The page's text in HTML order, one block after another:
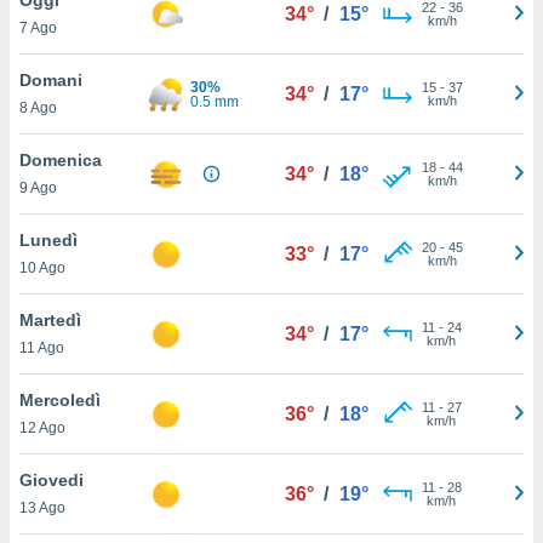
è
al sito
di
ci
di
il
un
la
nella
7 Ago
34° / 15° 22- 36
km/h
Domani
8 Ago
30%
0.5 mm
34° / 17° 15- 37
km/h
Domenica
9 Ago
34° / 18° 18- 44
km/h
Lunedì
10 Ago
33° / 17° 20- 45
km/h
Martedì
11 Ago
34° / 17° 11 - 24
km/h
Mercoledì
12 Ago
36° / 18° 11 - 27
km/h
Giovedi
13 Ago
36° / 19° 11 - 28
km/h